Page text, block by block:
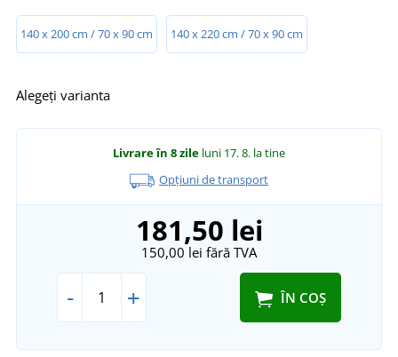
140 x 200 cm / 70 x 90 cm 140 x 220 cm / 70 x 90 cm
Alegeți varianta
Livrare în 8 zile luni 17. 8. la tine
Opțiuni de transport
181,50 lei
150,00 lei fără TVA
- + ÎN COȘ